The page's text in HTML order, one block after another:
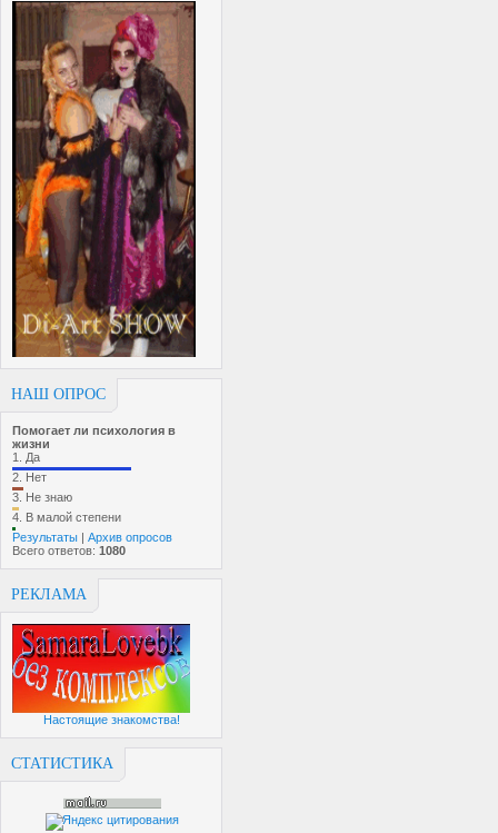
НАШ ОПРОС
Помогает ли психология в
жизни
1. Да
2. Нет
3. Не знаю
4. В малой степени
Результаты | Архив опросов
Всего ответов: 1080
РЕКЛАМА
Настоящие знакомства!
СТАТИСТИКА